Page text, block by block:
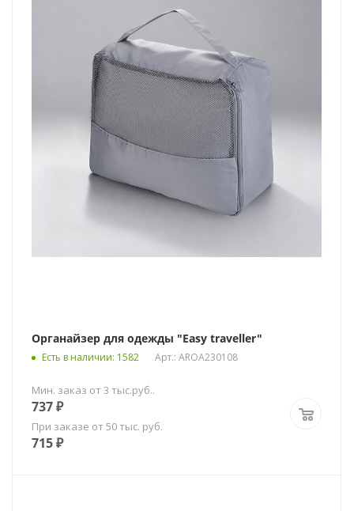
Органайзер для одежды "Easy traveller"
Есть в наличии: 1582 Арт.: AROA230108
Мин. заказ от 3 тыс.руб..
737₽
При заказе от 50 тыс. руб.
715₽